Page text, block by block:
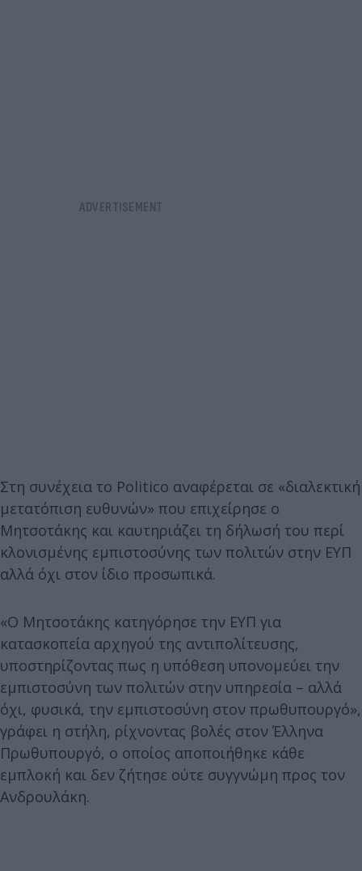
Στη συνέχεια το Politico αναφέρεται σε «διαλεκτική
μετατόπιση ευθυνών» που επιχείρησε ο
Μητσοτάκης και καυτηριάζει τη δήλωσή του περί
κλονισμένης εμπιστοσύνης των πολιτών στην ΕΥΠ
αλλά όχι στον ίδιο προσωπικά.
«Ο Μητσοτάκης κατηγόρησε την ΕΥΠ για
κατασκοπεία αρχηγού της αντιπολίτευσης,
υποστηρίζοντας πως η υπόθεση υπονομεύει την
εμπιστοσύνη των πολιτών στην υπηρεσία – αλλά
όχι, φυσικά, την εμπιστοσύνη στον πρωθυπουργό»,
γράφει η στήλη, ρίχνοντας βολές στον Έλληνα
Πρωθυπουργό, ο οποίος αποποιήθηκε κάθε
εμπλοκή και δεν ζήτησε ούτε συγγνώμη προς τον
Ανδρουλάκη.